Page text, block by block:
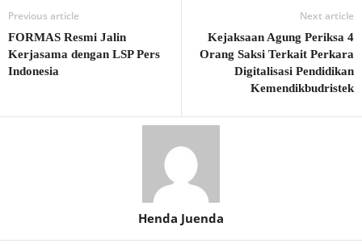
Previous article
FORMAS Resmi Jalin
Kerjasama dengan LSP Pers
Indonesia
Next article
Kejaksaan Agung Periksa 4
Orang Saksi Terkait Perkara
Digitalisasi Pendidikan
Kemendikbudristek
Henda Juenda